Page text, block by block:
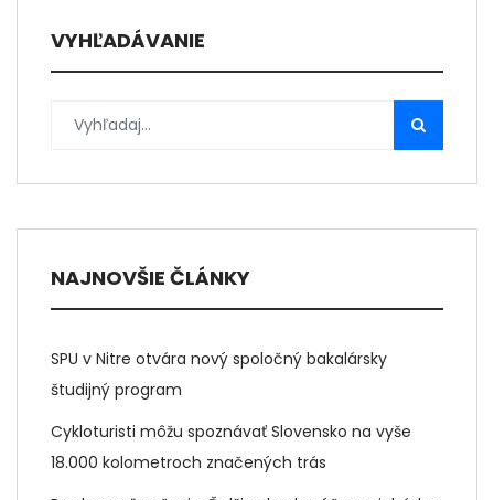
VYHĽADÁVANIE
NAJNOVŠIE ČLÁNKY
SPU v Nitre otvára nový spoločný bakalársky
študijný program
Cykloturisti môžu spoznávať Slovensko na vyše
18.000 kolometroch značených trás